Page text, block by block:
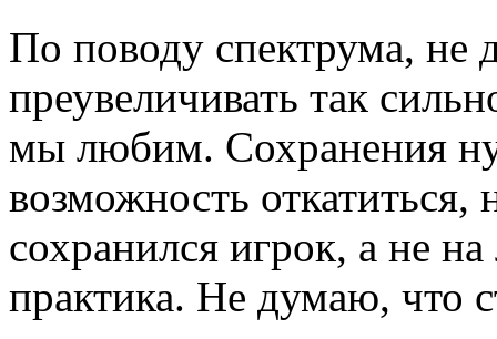
По поводу спектрума, не
преувеличивать так
мы любим. Сохранения
возможность откатиться,
сохранился игрок, а не
практика. Не думаю, что